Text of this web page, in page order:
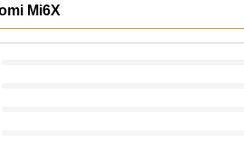
MobileCity Care
Mi6X